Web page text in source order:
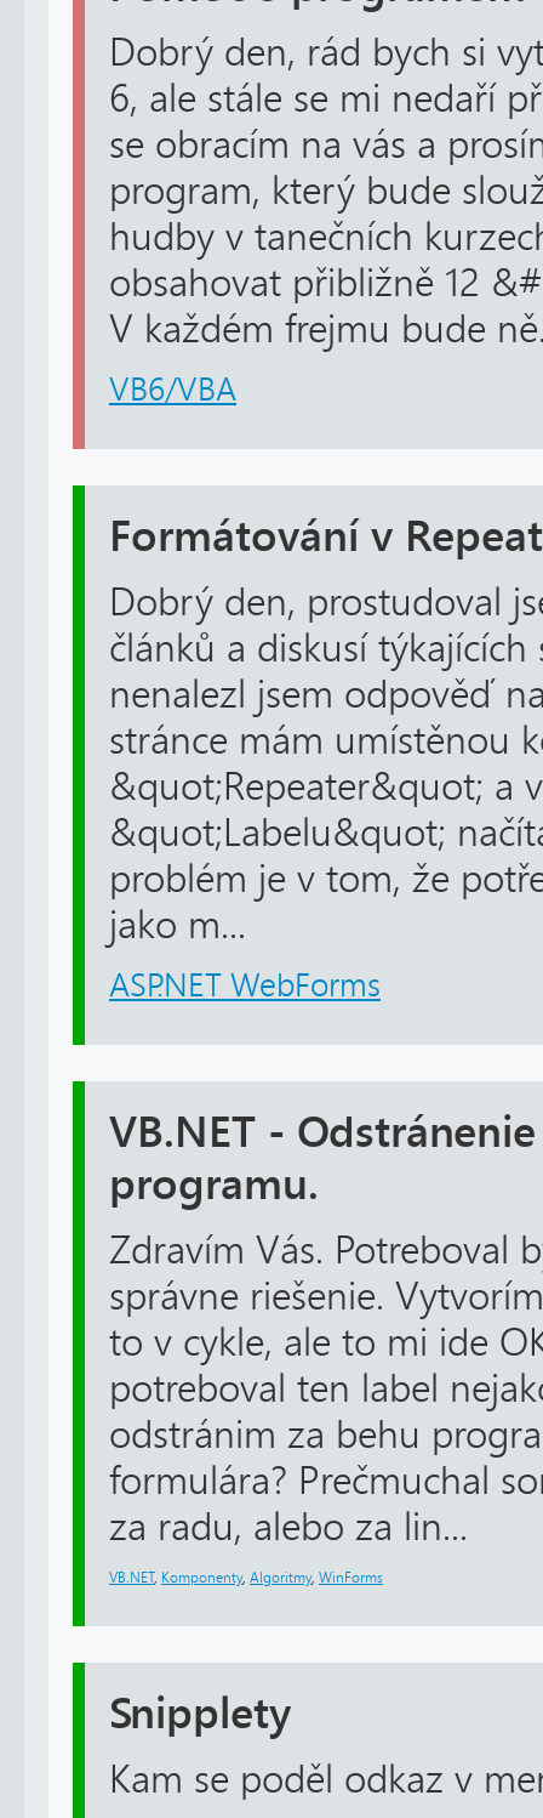
Dobrý den, rád bych si
6, ale stále se mi nedaří
se obracím na vás a
program, který bude
hudby v tanečních
obsahovat přibližně 12
V každém frejmu bude
VB6/VBA
Formátování v
Dobrý den, prostudoval
článků a diskusí
nenalezl jsem odpověď
stránce mám umístěnou
&quot;Repeater&quot; a
&quot;Labelu&quot;
problém je v tom, že
jako m...
ASP.NET WebForms
VB.NET -
programu.
Zdravím Vás. Potreboval
správne riešenie.
to v cykle, ale to mi ide
potreboval ten label
odstránim za behu
formulára? Prečmuchal
za radu, alebo za lin...
VB.NET, Komponenty, Algoritmy, WinForms
Snipplety
Kam se poděl odkaz v